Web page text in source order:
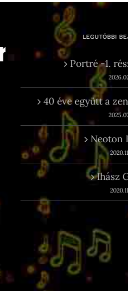
LEGUTÓBBI
Portré -1.
40 éve együtt a
Neoton
Ihász